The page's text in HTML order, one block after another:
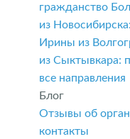
гражданство
из
Ирины из
из Сыктывкара:
все направления
Блог
Отзывы об
контакты